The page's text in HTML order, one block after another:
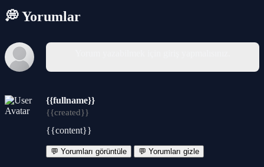
💭 Yorumlar
{{fullname}}
{{created}}
{{content}}
💬 Yorumları görüntüle 💬 Yorumları gizle